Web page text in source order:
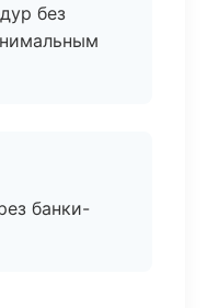
без
банки-